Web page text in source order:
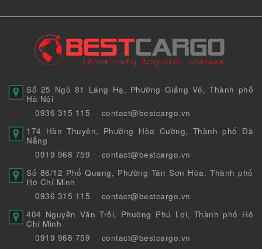
Số 25 Ngõ 81 Láng Hạ, Phường Giảng Võ, Thành phố
Hà Nội
0936 315 115
contact@bestcargo.vn
174 Hàn Thuyên, Phường Hòa Cường, Thành phố Đà
Nẵng
0919 968 759
contact@bestcargo.vn
Số 86/12 Phổ Quang, Phường Tân Sơn Hòa, Thành phố
Hồ Chí Minh
0936 315 115
contact@bestcargo.vn
404 Nguyễn Văn Trỗi, Phường Phú Lợi, Thành phố Hồ
Chí Minh
0919 968 759
contact@bestcargo.vn